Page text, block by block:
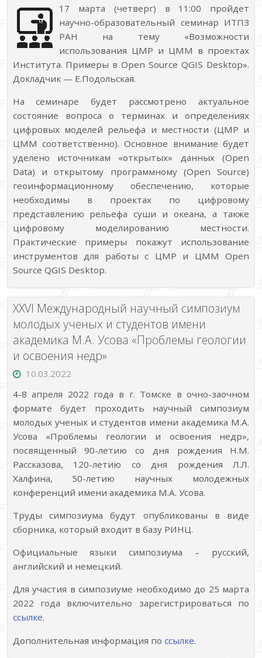
17 марта (четверг) в 11:00 пройдет
научно-образовательный семинар ИТПЗ
РАН на тему «Возможности
использования ЦМР и ЦММ в проектах
Института. Примеры в Open Source QGIS Desktop».
Докладчик — Е.Подольская.
На семинаре будет рассмотрено актуальное
состояние вопроса о терминах и определениях
цифровых моделей рельефа и местности (ЦМР и
ЦММ соответственно). Основное внимание будет
уделено источникам «открытых» данных (Open
Data) и открытому программному (Open Source)
геоинформационному обеспечению, которые
необходимы в проектах по цифровому
представлению рельефа суши и океана, а также
цифровому моделированию местности.
Практические примеры покажут использование
инструментов для работы с ЦМР и ЦММ Open
Source QGIS Desktop.
XXVI Международный научный симпозиум
молодых ученых и студентов имени
академика М.А. Усова «Проблемы геологии
и освоения недр»
10.03.2022
4-8 апреля 2022 года в г. Томске в очно-заочном
формате будет проходить научный симпозиум
молодых ученых и студентов имени академика М.А.
Усова «Проблемы геологии и освоения недр»,
посвященный 90-летию со дня рождения Н.М.
Рассказова, 120-летию со дня рождения Л.Л.
Халфина, 50-летию научных молодежных
конференций имени академика М.А. Усова.
Труды симпозиума будут опубликованы в виде
сборника, который входит в базу РИНЦ.
Официальные языки симпозиума – русский,
английский и немецкий.
Для участия в симпозиуме необходимо до 25 марта
2022 года включительно зарегистрироваться по
ссылке.
Дополнительная информация по ссылке.